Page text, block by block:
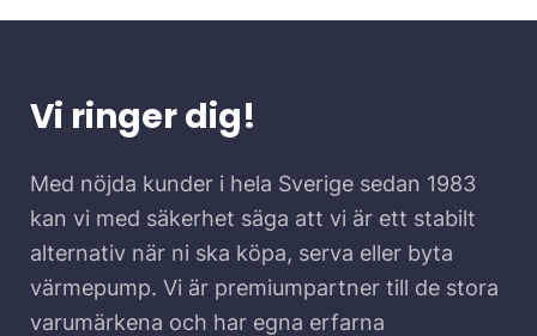
Vi ringer dig!
Med nöjda kunder i hela Sverige sedan 1983
kan vi med säkerhet säga att vi är ett stabilt
alternativ när ni ska köpa, serva eller byta
värmepump. Vi är premiumpartner till de stora
varumärkena och har egna erfarna